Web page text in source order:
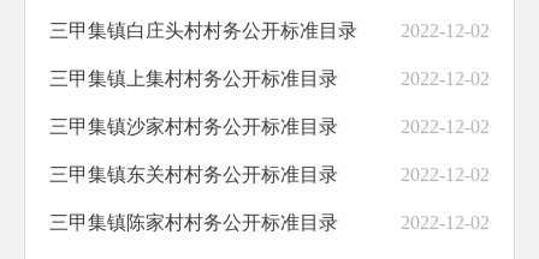
财政资金直达基层
治安管理
便民惠民
税法工作
农村集体土地征收
三甲集镇白庄头村村务公开标准目录 2022-12-02
三甲集镇上集村村务公开标准目录 2022-12-02
三甲集镇沙家村村务公开标准目录 2022-12-02
三甲集镇东关村村务公开标准目录 2022-12-02
三甲集镇陈家村村务公开标准目录 2022-12-02